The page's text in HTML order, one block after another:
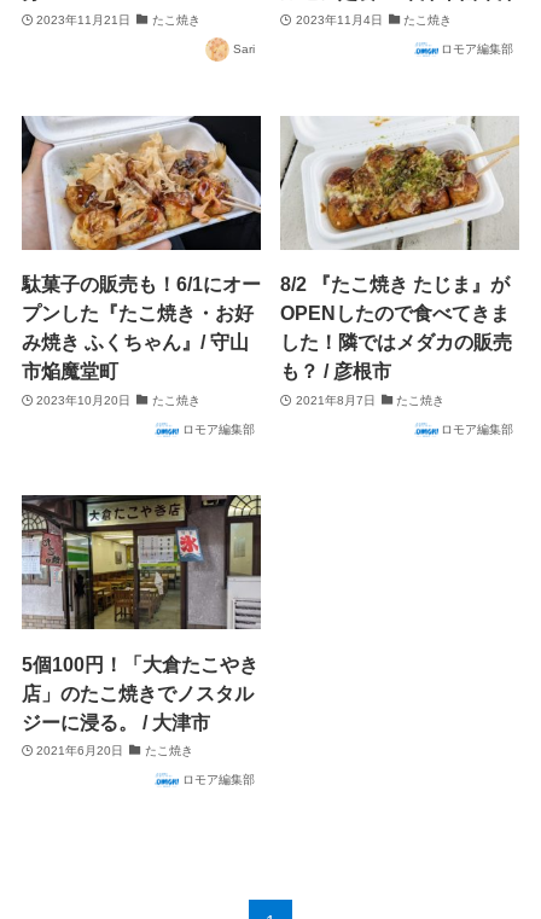
2023年11月21日 たこ焼き
Sari
2023年11月4日 たこ焼き
ロモア編集部
駄菓子の販売も！6/1にオー
プンした『たこ焼き・お好
み焼き ふくちゃん』/ 守山
市焔魔堂町
2023年10月20日 たこ焼き
ロモア編集部
8/2 『たこ焼き たじま』が
OPENしたので食べてきま
した！隣ではメダカの販売
も？ / 彦根市
2021年8月7日 たこ焼き
ロモア編集部
5個100円！「大倉たこやき
店」のたこ焼きでノスタル
ジーに浸る。 / 大津市
2021年6月20日 たこ焼き
ロモア編集部